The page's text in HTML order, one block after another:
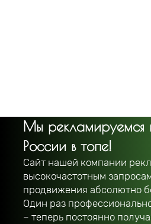
Мы рекламируемся
России в топе!
Сайт нашей компании
высокочастотным
продвижения абсолютно
Один раз
– теперь постоянно